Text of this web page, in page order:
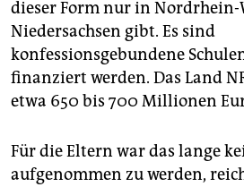
dieser Form nur in Nordrhein-
Niedersachsen gibt. Es sind
konfessionsgebundene
finanziert werden. Das Land
etwa 650 bis 700 Millionen
Für die Eltern war das lange
aufgenommen zu werden,